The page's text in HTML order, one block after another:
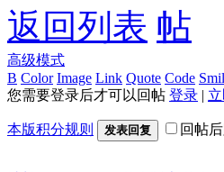
返回列表
高级模式
B Color Image Link Quote Code
您需要登录后才可以回帖 登录 |
本版积分规则 发表回复 回帖